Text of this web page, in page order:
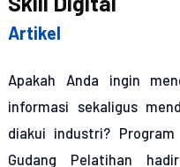
Artikel
Apakah Anda ingin
informasi sekaligus
diakui industri?
Gudang Pelatihan